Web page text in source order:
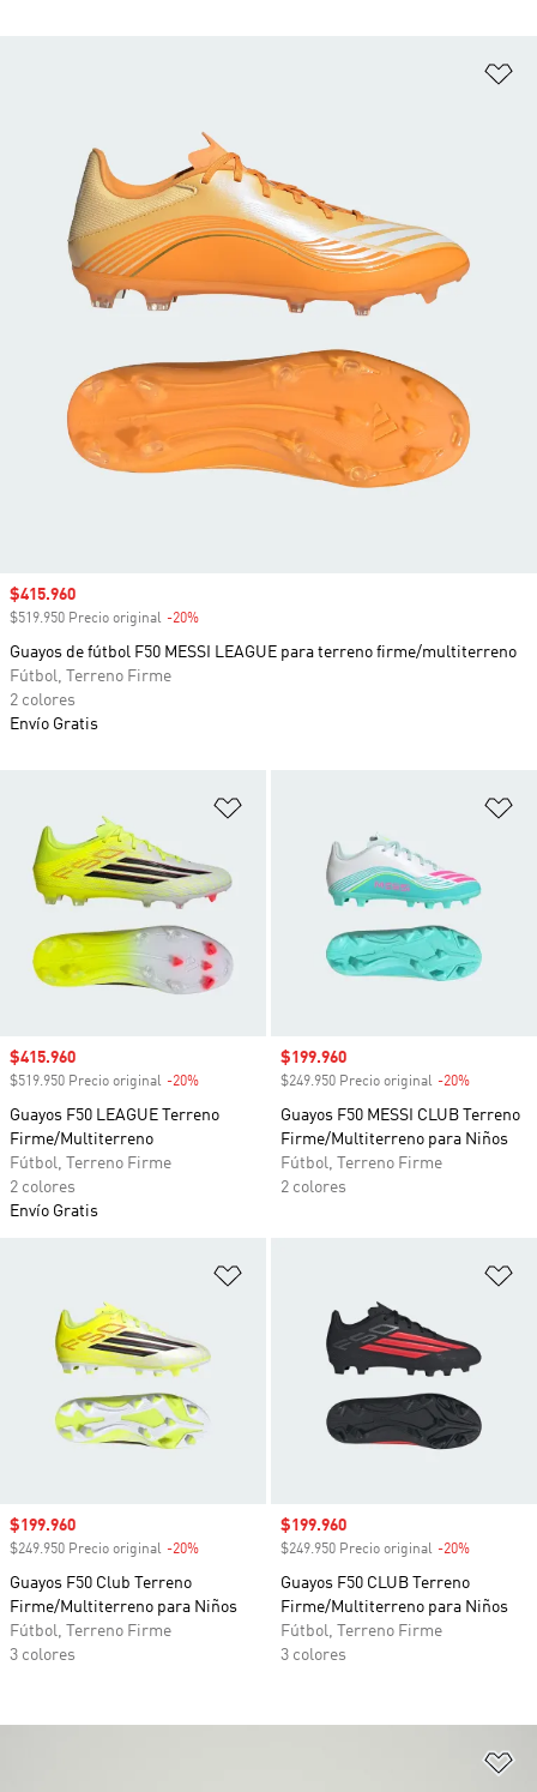
Precio de venta
$415.960
$519.950 Precio original -20%
Guayos F50 LEAGUE Terreno
Firme/Multiterreno
Fútbol, Terreno Firme
2 colores
Envío Gratis
Precio de venta
$199.960
$249.950 Precio original -20%
Guayos F50 MESSI CLUB Terreno
Firme/Multiterreno para Niños
Fútbol, Terreno Firme
2 colores
Precio de venta
$199.960
$249.950 Precio original -20%
Guayos F50 Club Terreno
Firme/Multiterreno para Niños
Fútbol, Terreno Firme
3 colores
Precio de venta
$199.960
$249.950 Precio original -20%
Guayos F50 CLUB Terreno
Firme/Multiterreno para Niños
Fútbol, Terreno Firme
3 colores
Precio de venta
$415.960
$519.950 Precio original -20%
Guayos de fútbol F50 MESSI LEAGUE para terreno firme/multiterreno
Fútbol, Terreno Firme
2 colores
Envío Gratis